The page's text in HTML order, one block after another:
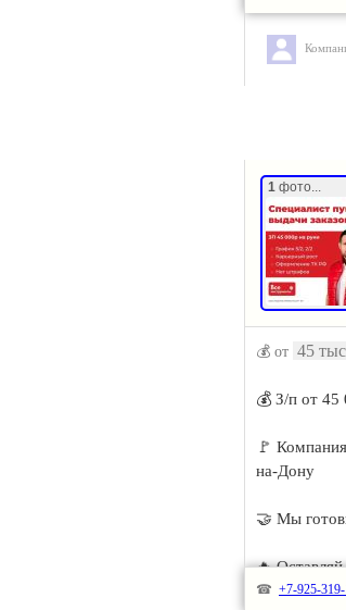
1 фото...
💰 от 45
💰 З/п от 45
🚩
на-Дону
🤝 Мы
🔥
☎ +7-925-